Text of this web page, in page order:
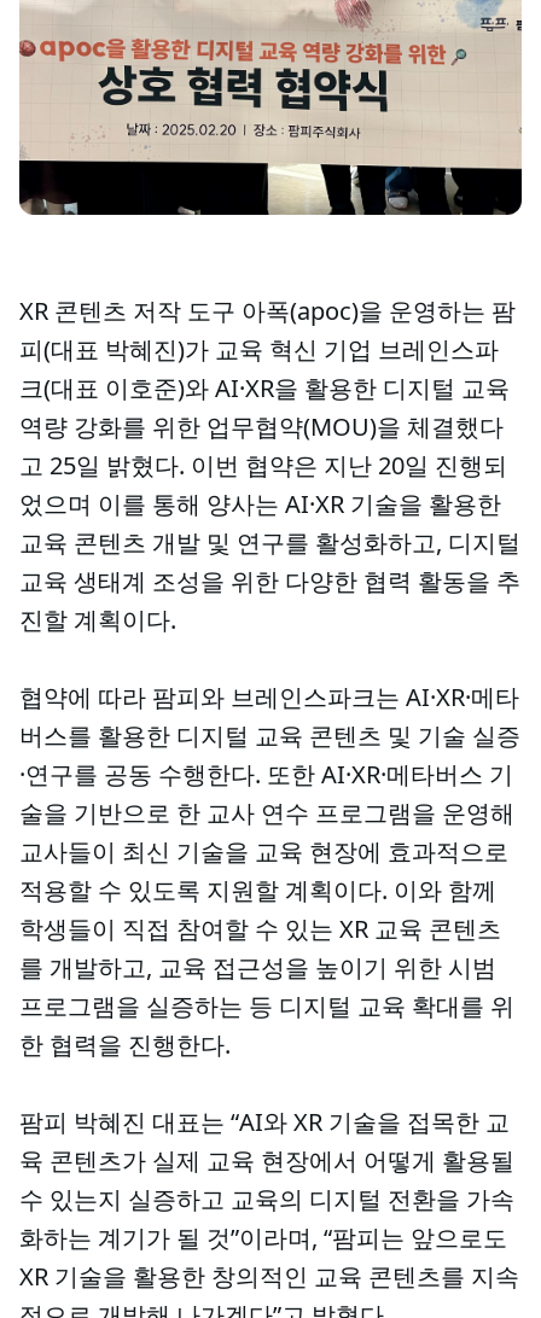
XR 콘텐츠 저작 도구 아폭(apoc)을 운영하는 팜
피(대표 박혜진)가 교육 혁신 기업 브레인스파
크(대표 이호준)와 AI·XR을 활용한 디지털 교육
역량 강화를 위한 업무협약(MOU)을 체결했다
고 25일 밝혔다. 이번 협약은 지난 20일 진행되
었으며 이를 통해 양사는 AI·XR 기술을 활용한
교육 콘텐츠 개발 및 연구를 활성화하고, 디지털
교육 생태계 조성을 위한 다양한 협력 활동을 추
진할 계획이다.
협약에 따라 팜피와 브레인스파크는 AI·XR·메타
버스를 활용한 디지털 교육 콘텐츠 및 기술 실증
·연구를 공동 수행한다. 또한 AI·XR·메타버스 기
술을 기반으로 한 교사 연수 프로그램을 운영해
교사들이 최신 기술을 교육 현장에 효과적으로
적용할 수 있도록 지원할 계획이다. 이와 함께
학생들이 직접 참여할 수 있는 XR 교육 콘텐츠
를 개발하고, 교육 접근성을 높이기 위한 시범
프로그램을 실증하는 등 디지털 교육 확대를 위
한 협력을 진행한다.
팜피 박혜진 대표는 “AI와 XR 기술을 접목한 교
육 콘텐츠가 실제 교육 현장에서 어떻게 활용될
수 있는지 실증하고 교육의 디지털 전환을 가속
화하는 계기가 될 것”이라며, “팜피는 앞으로도
XR 기술을 활용한 창의적인 교육 콘텐츠를 지속